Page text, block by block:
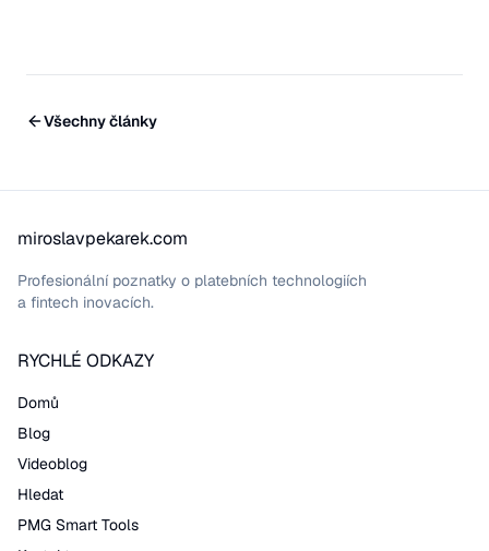
Všechny články
miroslavpekarek.com
Profesionální poznatky o platebních technologiích
a fintech inovacích.
RYCHLÉ ODKAZY
Domů
Blog
Videoblog
Hledat
PMG Smart Tools